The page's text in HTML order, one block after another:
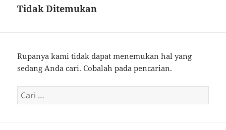
Tidak Ditemukan
Rupanya kami tidak dapat menemukan hal yang
sedang Anda cari. Cobalah pada pencarian.
Cari
untuk: